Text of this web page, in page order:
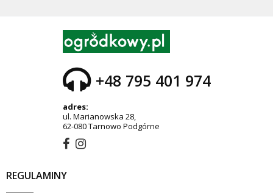
+48 795 401 974
adres:
ul. Marianowska 28,
62-080 Tarnowo Podgórne
REGULAMINY